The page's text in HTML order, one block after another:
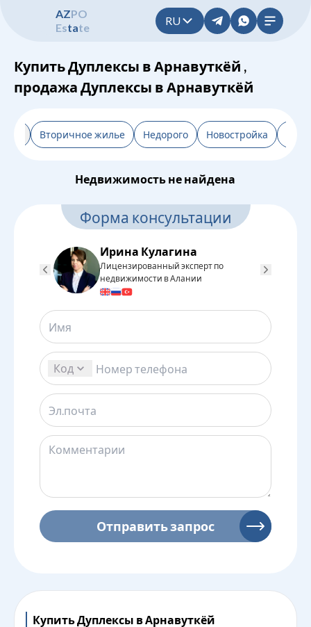
AZPO
Estate
RU
Купить Дуплексы в Арнавуткёй ,
продажа Дуплексы в Арнавуткёй
Вторичное жилье Недорого Новостройка
Недвижимость не найдена
Форма консультации
Ирина Кулагина
Лицензированный эксперт по
недвижимости в Алании
Код
Отправить запрос
Купить Дуплексы в Арнавуткёй